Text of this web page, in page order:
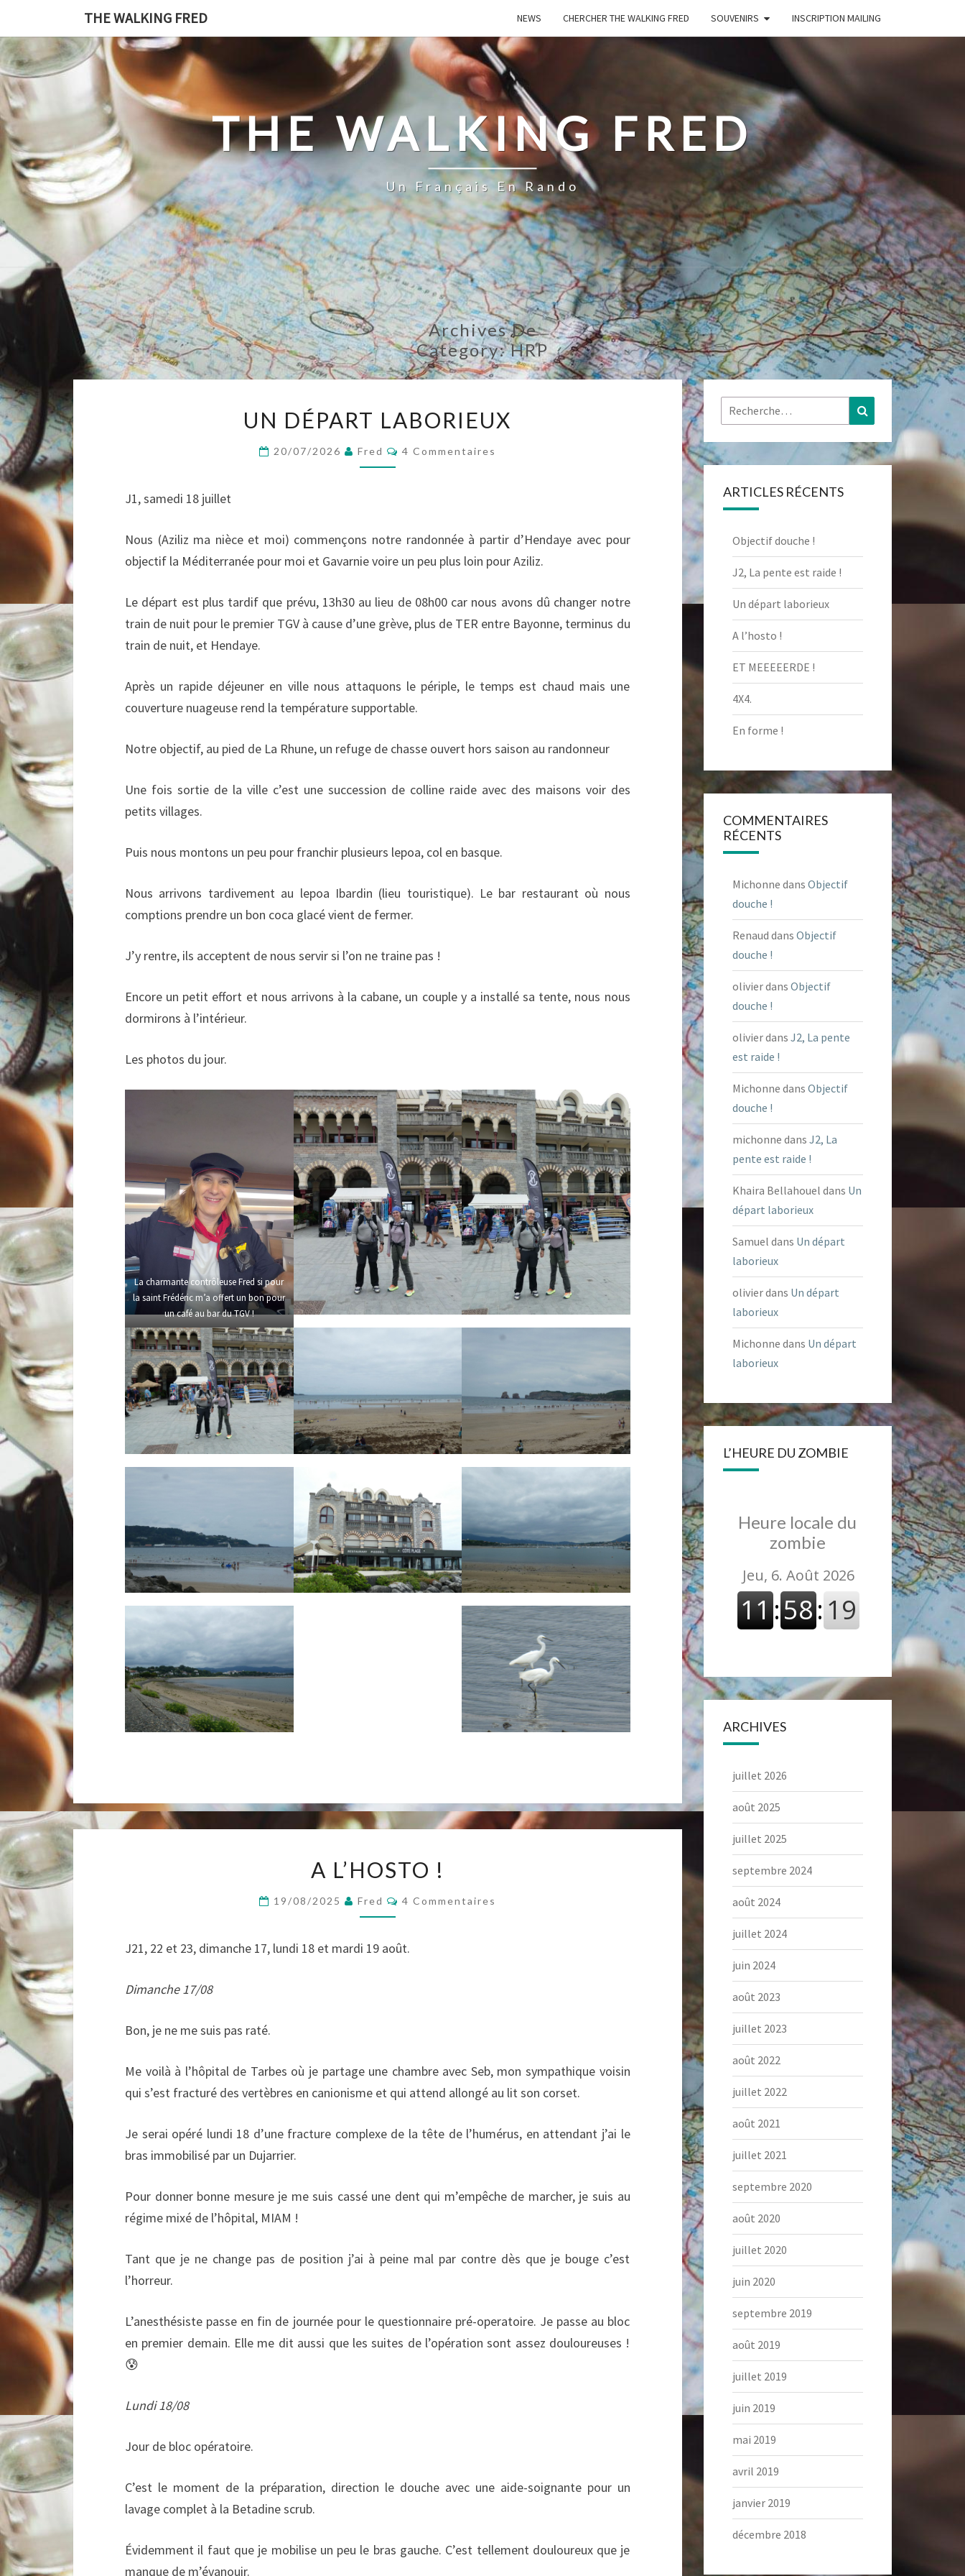
content
THE WALKING FRED NEWS CHERCHER THE WALKING FRED SOUVENIRS INSCRIPTION MAILING
THE WALKING FRED
Un Français En Rando
Archives De
Category:HRP
DÉPART
LABORIEUX
UN DÉPART LABORIEUX
20/07/2026 Fred Commentaires
4 Commentaires
J1, samedi 18 juillet
Nous (Aziliz ma nièce et moi) commençons notre randonnée à partir d’Hendaye avec pour
objectif la Méditerranée pour moi et Gavarnie voire un peu plus loin pour Aziliz.
Le départ est plus tardif que prévu, 13h30 au lieu de 08h00 car nous avons dû changer notre
train de nuit pour le premier TGV à cause d’une grève, plus de TER entre Bayonne, terminus du
train de nuit, et Hendaye.
Après un rapide déjeuner en ville nous attaquons le périple, le temps est chaud mais une
couverture nuageuse rend la température supportable.
Notre objectif, au pied de La Rhune, un refuge de chasse ouvert hors saison au randonneur
Une fois sortie de la ville c’est une succession de colline raide avec des maisons voir des
petits villages.
Puis nous montons un peu pour franchir plusieurs lepoa, col en basque.
Nous arrivons tardivement au lepoa Ibardin (lieu touristique). Le bar restaurant où nous
comptions prendre un bon coca glacé vient de fermer.
J’y rentre, ils acceptent de nous servir si l’on ne traine pas !
Encore un petit effort et nous arrivons à la cabane, un couple y a installé sa tente, nous nous
dormirons à l’intérieur.
Les photos du jour.
La charmante contrôleuse Fred si pour
la saint Frédéric m’a offert un bon pour
un café au bar du TGV !
L’HOSTO
!
A L’HOSTO !
19/08/2025 Fred Commentaires
4 Commentaires
J21, 22 et 23, dimanche 17, lundi 18 et mardi 19 août.
Dimanche 17/08
Bon, je ne me suis pas raté.
Me voilà à l’hôpital de Tarbes où je partage une chambre avec Seb, mon sympathique voisin
qui s’est fracturé des vertèbres en canionisme et qui attend allongé au lit son corset.
Je serai opéré lundi 18 d’une fracture complexe de la tête de l’humérus, en attendant j’ai le
bras immobilisé par un Dujarrier.
Pour donner bonne mesure je me suis cassé une dent qui m’empêche de marcher, je suis au
régime mixé de l’hôpital, MIAM !
Tant que je ne change pas de position j’ai à peine mal par contre dès que je bouge c’est
l’horreur.
L’anesthésiste passe en fin de journée pour le questionnaire pré-operatoire. Je passe au bloc
en premier demain. Elle me dit aussi que les suites de l’opération sont assez douloureuses !
😰
Lundi 18/08
Jour de bloc opératoire.
C’est le moment de la préparation, direction le douche avec une aide-soignante pour un
lavage complet à la Betadine scrub.
Évidemment il faut que je mobilise un peu le bras gauche. C’est tellement douloureux que je
manque de m’évanouir.
Rechercher : Recherche
ARTICLES RÉCENTS
Objectif douche !
J2, La pente est raide !
Un départ laborieux
A l’hosto !
ET MEEEEERDE !
4X4.
En forme !
COMMENTAIRES
RÉCENTS
Michonne dans Objectif
douche !
Renaud dans Objectif
douche !
olivierdans Objectif
douche !
olivierdans J2, La pente
est raide !
Michonne dans Objectif
douche !
michonne dans J2, La
pente est raide !
Khaira Bellahouel dans Un
départ laborieux
Samuel dans Un départ
laborieux
olivierdans Un départ
laborieux
Michonne dans Un départ
laborieux
L’HEURE DU ZOMBIE
Heure locale du
zombie
ARCHIVES
juillet 2026
août 2025
juillet 2025
septembre 2024
août 2024
juillet 2024
juin 2024
août 2023
juillet 2023
août 2022
juillet 2022
août 2021
juillet 2021
septembre 2020
août 2020
juillet 2020
juin 2020
septembre 2019
août 2019
juillet 2019
juin 2019
mai 2019
avril 2019
janvier 2019
décembre 2018